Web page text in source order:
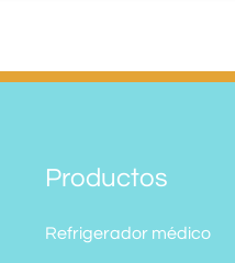
Productos
Refrigerador médico